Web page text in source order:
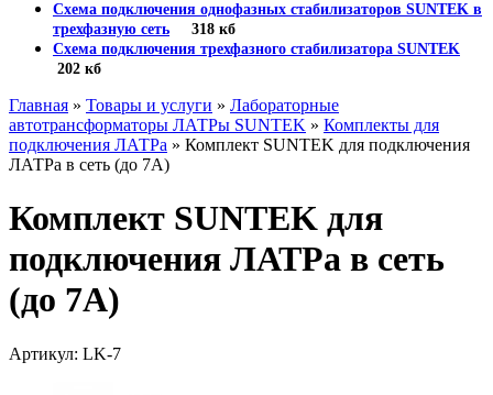
Схема подключения однофазных стабилизаторов SUNTEK в
трехфазную сеть 318 кб
Схема подключения трехфазного стабилизатора SUNTEK
202 кб
Главная » Товары и услуги » Лабораторные
автотрансформаторы ЛАТРы SUNTEK » Комплекты для
подключения ЛАТРа » Комплект SUNTEK для подключения
ЛАТРа в сеть (до 7А)
Комплект SUNTEK для
подключения ЛАТРа в сеть
(до 7А)
Артикул: LK-7